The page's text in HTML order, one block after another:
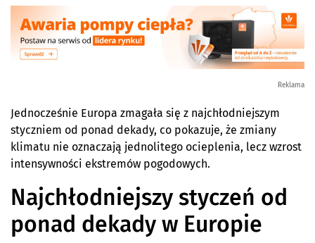
Reklama
Jednocześnie Europa zmagała się z najchłodniejszym
styczniem od ponad dekady, co pokazuje, że zmiany
klimatu nie oznaczają jednolitego ocieplenia, lecz wzrost
intensywności ekstremów pogodowych.
Najchłodniejszy styczeń od
ponad dekady w Europie